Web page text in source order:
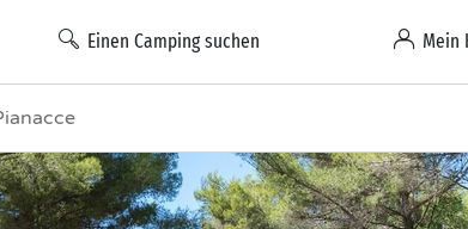
Einen Camping suchen Mein